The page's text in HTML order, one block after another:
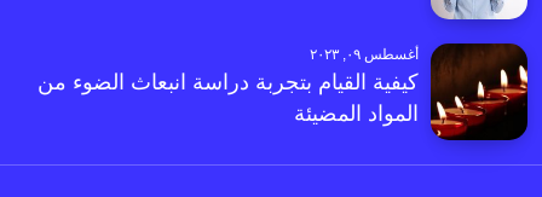
أغسطس ٠٩, ٢٠٢٣
كيفية القيام بتجربة دراسة انبعاث الضوء من
المواد المضيئة